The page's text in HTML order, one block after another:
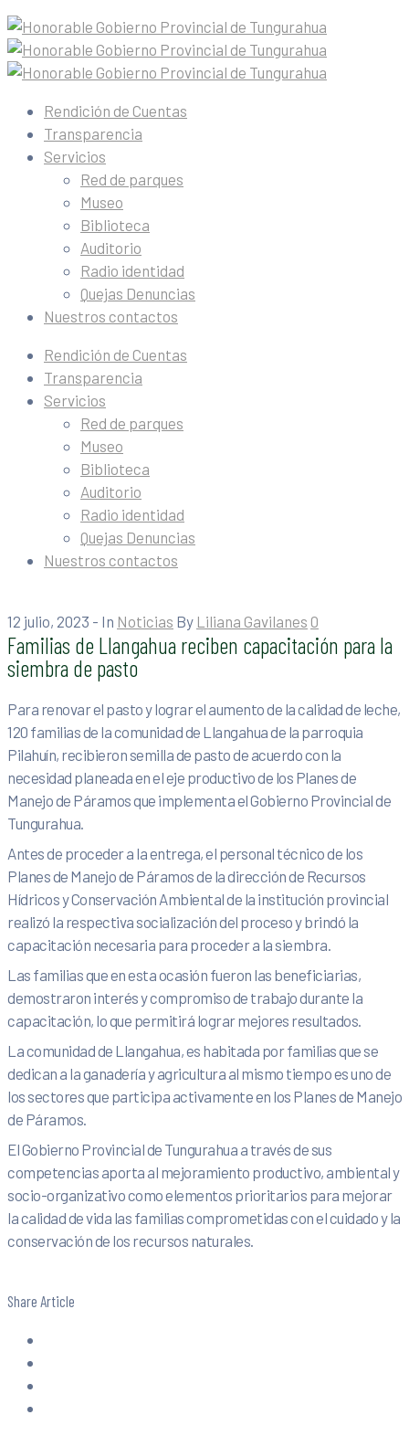
Rendición de Cuentas
Transparencia
Servicios
Red de parques
Museo
Biblioteca
Auditorio
Radio identidad
Quejas Denuncias
Nuestros contactos
Rendición de Cuentas
Transparencia
Servicios
Red de parques
Museo
Biblioteca
Auditorio
Radio identidad
Quejas Denuncias
Nuestros contactos
12 julio, 2023 - In Noticias By Liliana Gavilanes 0
Familias de Llangahua reciben capacitación para la
siembra de pasto
Para renovar el pasto y lograr el aumento de la calidad de leche,
120 familias de la comunidad de Llangahua de la parroquia
Pilahuín, recibieron semilla de pasto de acuerdo con la
necesidad planeada en el eje productivo de los Planes de
Manejo de Páramos que implementa el Gobierno Provincial de
Tungurahua.
Antes de proceder a la entrega, el personal técnico de los
Planes de Manejo de Páramos de la dirección de Recursos
Hídricos y Conservación Ambiental de la institución provincial
realizó la respectiva socialización del proceso y brindó la
capacitación necesaria para proceder a la siembra.
Las familias que en esta ocasión fueron las beneficiarias,
demostraron interés y compromiso de trabajo durante la
capacitación, lo que permitirá lograr mejores resultados.
La comunidad de Llangahua, es habitada por familias que se
dedican a la ganadería y agricultura al mismo tiempo es uno de
los sectores que participa activamente en los Planes de Manejo
de Páramos.
El Gobierno Provincial de Tungurahua a través de sus
competencias aporta al mejoramiento productivo, ambiental y
socio-organizativo como elementos prioritarios para mejorar
la calidad de vida las familias comprometidas con el cuidado y la
conservación de los recursos naturales.
Share Article